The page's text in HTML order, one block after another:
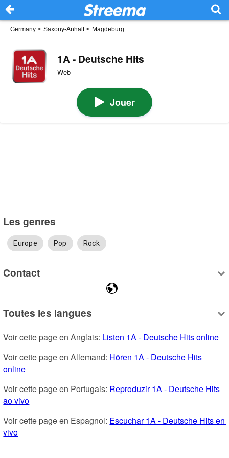
Germany > Saxony-Anhalt> Magdeburg
1A - Deutsche Hits
Web
Jouer
Les genres
Europe Pop Rock
Contact
Toutes les langues
Voir cette page en Anglais: Listen 1A - Deutsche Hits online
Voir cette page en Allemand: Hören 1A - Deutsche Hits
online
Voir cette page en Portugais: Reproduzir 1A - Deutsche Hits
ao vivo
Voir cette page en Espagnol: Escuchar 1A - Deutsche Hits en
vivo